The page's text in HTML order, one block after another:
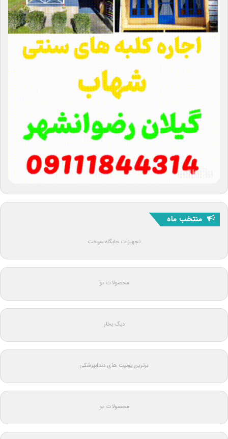
منتخب ماه
تجهیزات جایگاه سوخت
محصولات مو
دیگ بخار
برترین یونیت های دندانپزشکی
محصولات مو